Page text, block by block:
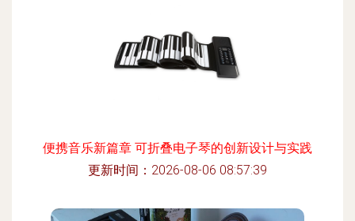
便携音乐新篇章 可折叠电子琴的创新设计与实践
更新时间：2026-08-06 08:57:39